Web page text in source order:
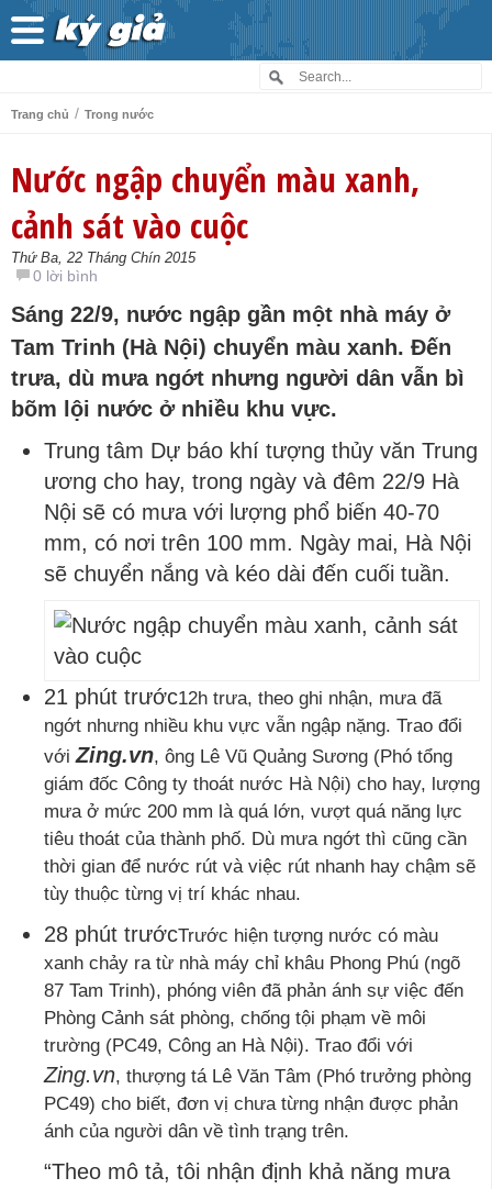
Trang chủ / Trong nước
Nước ngập chuyển màu xanh,
cảnh sát vào cuộc
Thứ Ba, 22 Tháng Chín 2015
0 lời bình
Sáng 22/9, nước ngập gần một nhà máy ở
Tam Trinh (Hà Nội) chuyển màu xanh. Đến
trưa, dù mưa ngớt nhưng người dân vẫn bì
bõm lội nước ở nhiều khu vực.
Trung tâm Dự báo khí tượng thủy văn Trung
ương cho hay, trong ngày và đêm 22/9 Hà
Nội sẽ có mưa với lượng phổ biến 40-70
mm, có nơi trên 100 mm. Ngày mai, Hà Nội
sẽ chuyển nắng và kéo dài đến cuối tuần.
21 phút trước12h trưa, theo ghi nhận, mưa đã
ngớt nhưng nhiều khu vực vẫn ngập nặng. Trao đổi
vớiZing.vn, ông Lê Vũ Quảng Sương (Phó tổng
giám đốc Công ty thoát nước Hà Nội) cho hay, lượng
mưa ở mức 200 mm là quá lớn, vượt quá năng lực
tiêu thoát của thành phố. Dù mưa ngớt thì cũng cần
thời gian để nước rút và việc rút nhanh hay chậm sẽ
tùy thuộc từng vị trí khác nhau.
28 phút trướcTrước hiện tượng nước có màu
xanh chảy ra từ nhà máy chỉ khâu Phong Phú (ngõ
87 Tam Trinh), phóng viên đã phản ánh sự việc đến
Phòng Cảnh sát phòng, chống tội phạm về môi
trường (PC49, Công an Hà Nội). Trao đổi với
Zing.vn, thượng tá Lê Văn Tâm (Phó trưởng phòng
PC49) cho biết, đơn vị chưa từng nhận được phản
ánh của người dân về tình trạng trên.
“Theo mô tả, tôi nhận định khả năng mưa